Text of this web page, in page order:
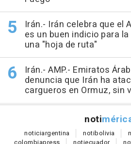
Irán.- Irán celebra que el
es un buen indicio para
una "hoja de ruta"
Irán.- AMP.- Emiratos
denuncia que Irán ha
cargueros en Ormuz, sin
noti
noticiargentina notibolivia